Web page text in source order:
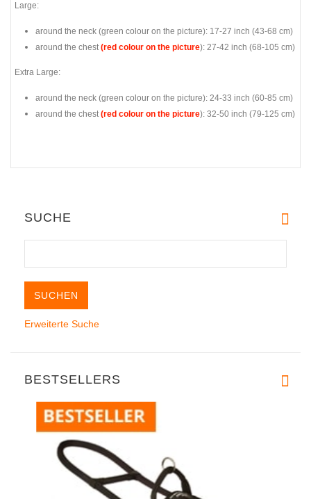
Large:
around the neck (green colour on the picture): 17-27 inch (43-68 cm)
around the chest (red colour on the picture): 27-42 inch (68-105 cm)
Extra Large:
around the neck (green colour on the picture): 24-33 inch (60-85 cm)
around the chest (red colour on the picture): 32-50 inch (79-125 cm)
SUCHE
Erweiterte Suche
BESTSELLERS